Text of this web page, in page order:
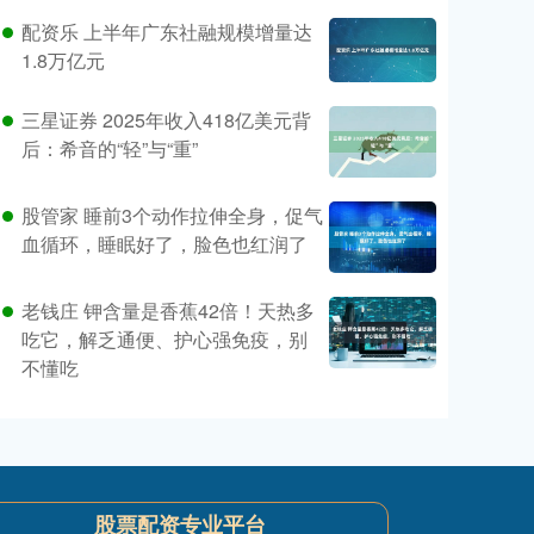
配资乐 上半年广东社融规模增量达
1.8万亿元
三星证券 2025年收入418亿美元背
后：希音的“轻”与“重”
股管家 睡前3个动作拉伸全身，促气
血循环，睡眠好了，脸色也红润了
老钱庄 钾含量是香蕉42倍！天热多
吃它，解乏通便、护心强免疫，别
不懂吃
股票配资专业平台